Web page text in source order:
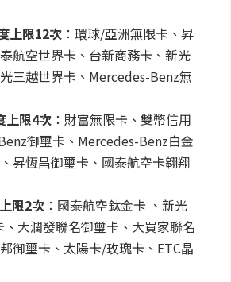
上限12次 ：環球/亞洲無限卡、昇
航空世界卡、台新商務卡、新光
三越世界卡、Mercedes-Benz無
上限4次 ：財富無限卡、雙幣信用
御璽卡、Mercedes-Benz白金
昇恆昌御璽卡、國泰航空卡翱翔
限2次 ：國泰航空鈦金卡 、新光
大潤發聯名御璽卡、大買家聯名
御璽卡、太陽卡/玫瑰卡、ETC晶